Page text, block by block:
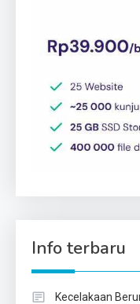
Info terbaru
Kecelakaan